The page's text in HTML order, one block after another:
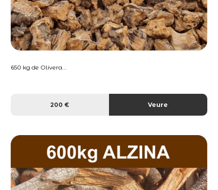
650 kg de Olivera...
200 € Veure